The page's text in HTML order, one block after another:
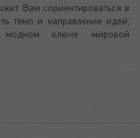
Вам сориентироваться в
темп и направление идей,
модном ключе мировой